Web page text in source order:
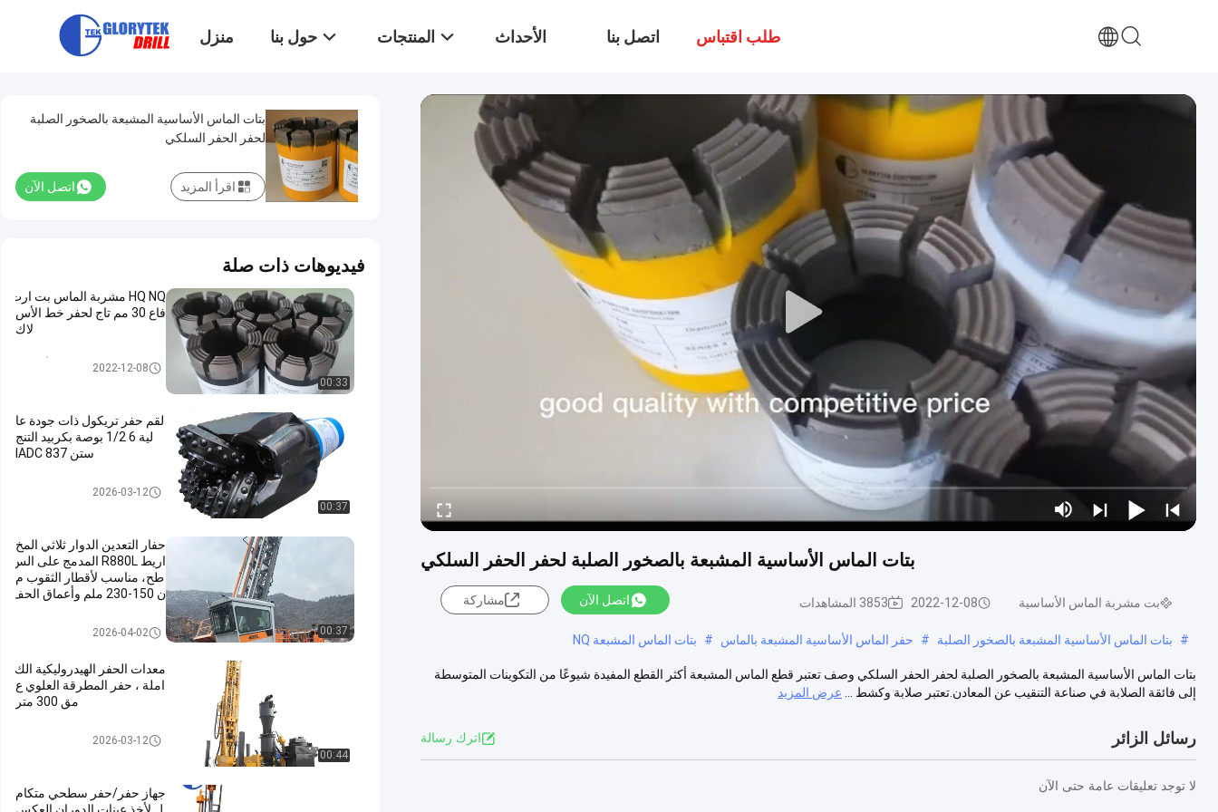
منزل حول بنا المنتجات الأحداث اتصل بنا طلب اقتباس
بتات الماس الأساسية المشبعة بالصخور الصلبة لحفر الحفر السلكي
بت مشربة الماس الأساسية 2022-12-08 3853 المشاهدات اتصل الآن مشاركة
# بتات الماس الأساسية المشبعة بالصخور الصلبة # حفر الماس الأساسية المشبعة بالماس # بتات الماس المشبعة NQ
بتات الماس الأساسية المشبعة بالصخور الصلبة لحفر الحفر السلكي وصف تعتبر قطع الماس المشبعة أكثر القطع المفيدة شيوعًا من التكوينات المتوسطة
إلى فائقة الصلابة في صناعة التنقيب عن المعادن.تعتبر صلابة وكشط ...
عرض المزيد
رسائل الزائر اترك رسالة
لا توجد تعليقات عامة حتى الآن
بتات الماس الأساسية المشبعة بالصخور الصلبة
لحفر الحفر السلكي
اتصل الآن اقرأ المزيد
فيديوهات ذات صلة
00:33
HQ NQ مشربة الماس بت ارت
فاع 30 مم تاج لحفر خط الأس
لاك
بت مشربة الماس الأساسية
2022-12-08
00:37
لقم حفر تريكول ذات جودة عا
لية 6 1/2 بوصة بكربيد التنج
ستن IADC 837
2026-03-12
00:37
حفار التعدين الدوار ثلاثي المخ
اريط R880L المدمج على الس
طح، مناسب لأقطار الثقوب م
ن 150-230 ملم وأعماق الحف
2026-04-02
00:44
معدات الحفر الهيدروليكية الك
املة ، حفر المطرقة العلوي ع
مق 300 متر
2026-03-12
جهاز حفر/حفر سطحي متكام